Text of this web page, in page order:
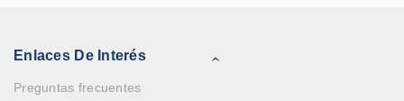
Enlaces De Interés
Preguntas frecuentes